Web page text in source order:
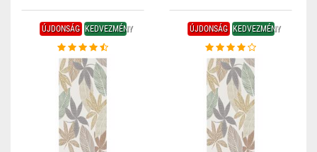
ÚJDONSÁG KEDVEZMÉNY ÚJDONSÁG KEDVEZMÉNY